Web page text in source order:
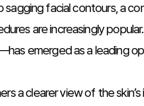
sagging facial contours, a
are increasingly
emerged as a leading
a clearer view of the